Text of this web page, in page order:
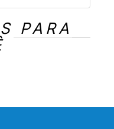
PARA